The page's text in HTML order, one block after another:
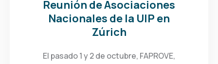
Reunión de Asociaciones
Nacionales de la UIP en
Zúrich
El pasado 1 y 2 de octubre, FAPROVE,